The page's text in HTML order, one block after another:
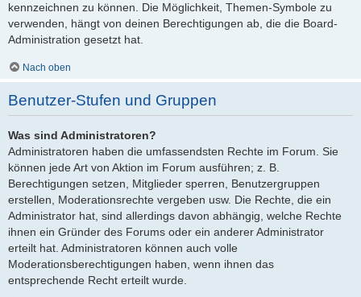
kennzeichnen zu können. Die Möglichkeit, Themen-Symbole zu
verwenden, hängt von deinen Berechtigungen ab, die die Board-
Administration gesetzt hat.
Nach oben
Benutzer-Stufen und Gruppen
Was sind Administratoren?
Administratoren haben die umfassendsten Rechte im Forum. Sie
können jede Art von Aktion im Forum ausführen; z. B.
Berechtigungen setzen, Mitglieder sperren, Benutzergruppen
erstellen, Moderationsrechte vergeben usw. Die Rechte, die ein
Administrator hat, sind allerdings davon abhängig, welche Rechte
ihnen ein Gründer des Forums oder ein anderer Administrator
erteilt hat. Administratoren können auch volle
Moderationsberechtigungen haben, wenn ihnen das
entsprechende Recht erteilt wurde.